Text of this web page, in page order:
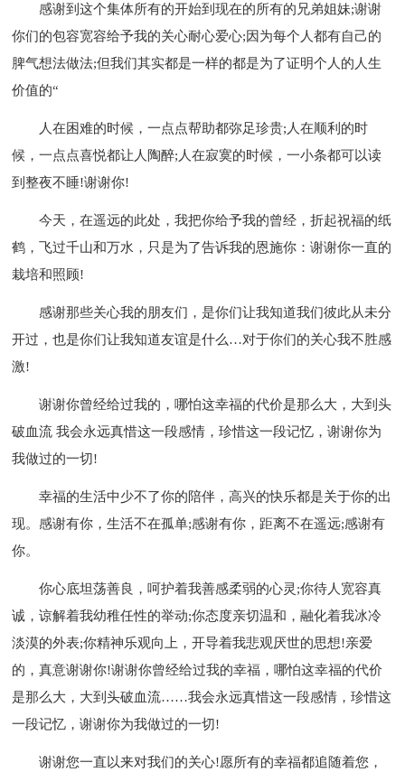
感谢到这个集体所有的开始到现在的所有的兄弟姐妹;谢谢
你们的包容宽容给予我的关心耐心爱心;因为每个人都有自己的
脾气想法做法;但我们其实都是一样的都是为了证明个人的人生
价值的“
人在困难的时候，一点点帮助都弥足珍贵;人在顺利的时
候，一点点喜悦都让人陶醉;人在寂寞的时候，一小条都可以读
到整夜不睡!谢谢你!
今天，在遥远的此处，我把你给予我的曾经，折起祝福的纸
鹤，飞过千山和万水，只是为了告诉我的恩施你：谢谢你一直的
栽培和照顾!
感谢那些关心我的朋友们，是你们让我知道我们彼此从未分
开过，也是你们让我知道友谊是什么…对于你们的关心我不胜感
激!
谢谢你曾经给过我的，哪怕这幸福的代价是那么大，大到头
破血流 我会永远真惜这一段感情，珍惜这一段记忆，谢谢你为
我做过的一切!
幸福的生活中少不了你的陪伴，高兴的快乐都是关于你的出
现。感谢有你，生活不在孤单;感谢有你，距离不在遥远;感谢有
你。
你心底坦荡善良，呵护着我善感柔弱的心灵;你待人宽容真
诚，谅解着我幼稚任性的举动;你态度亲切温和，融化着我冰冷
淡漠的外表;你精神乐观向上，开导着我悲观厌世的思想!亲爱
的，真意谢谢你!谢谢你曾经给过我的幸福，哪怕这幸福的代价
是那么大，大到头破血流……我会永远真惜这一段感情，珍惜这
一段记忆，谢谢你为我做过的一切!
谢谢您一直以来对我们的关心!愿所有的幸福都追随着您，